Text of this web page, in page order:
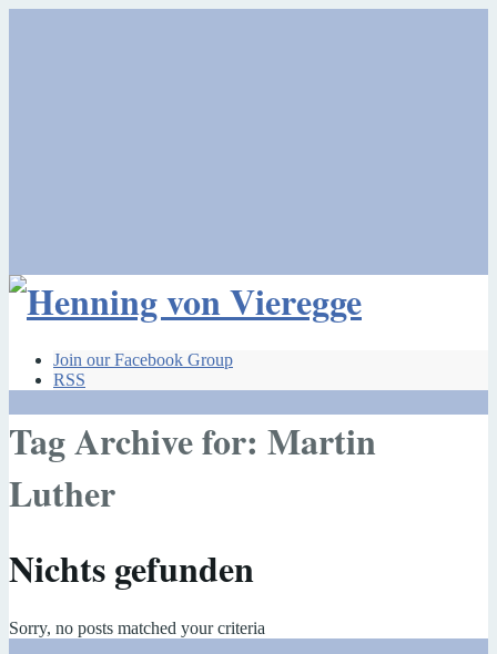
Join our Facebook Group
RSS
Tag Archive for: Martin
Luther
Nichts gefunden
Sorry, no posts matched your criteria